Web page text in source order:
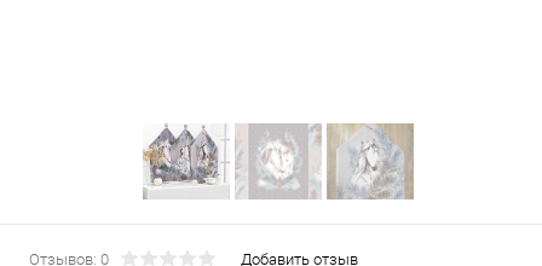
Отзывов: 0
Добавить отзыв